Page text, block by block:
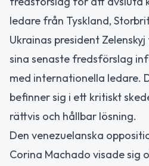
ledare från Tyskland,
Ukrainas president
sina senaste fredsförslag
med internationella ledare.
befinner sig i ett kritiskt
rättvis och hållbar lösning.
Den venezuelanska
Corina Machado visade sig